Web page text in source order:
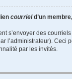
courrield’un
s’envoyer des
l’administrateur). Ceci
par les invités.